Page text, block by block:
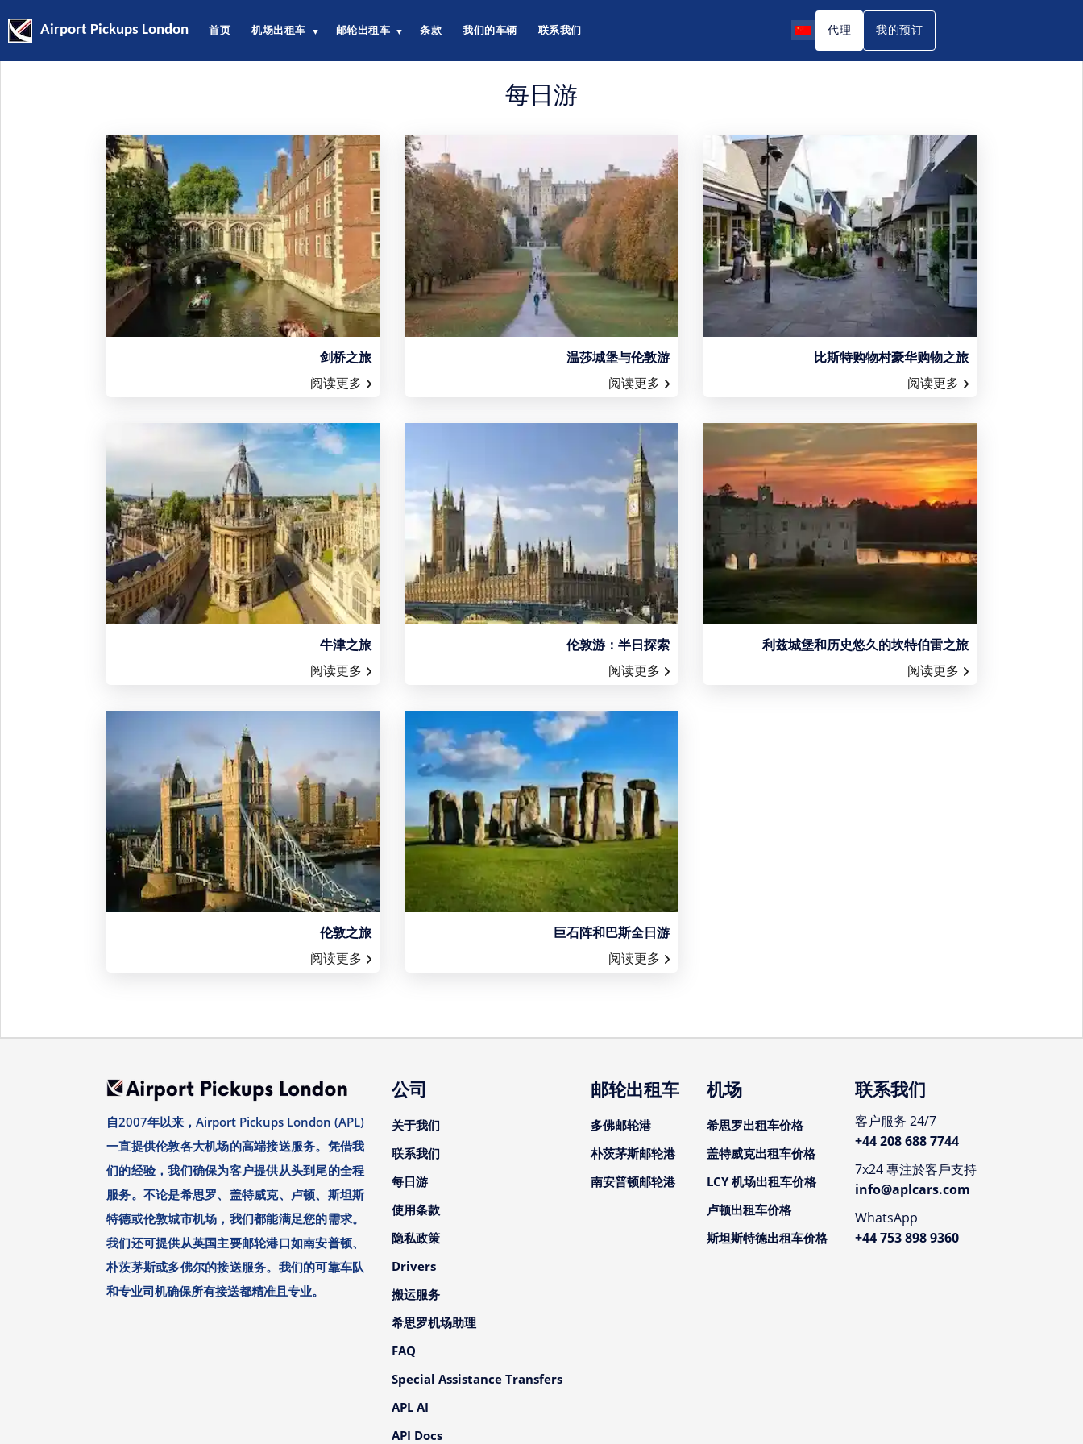
Airport Pickups London 首页 机场出租车 ▼ 邮轮出租车 ▼ 条款 我们的车辆 联系我们 代理 我的预订
每日游
剑桥之旅
阅读更多
温莎城堡与伦敦游
阅读更多
比斯特购物村豪华购物之旅
阅读更多
牛津之旅
阅读更多
伦敦游：半日探索
阅读更多
利兹城堡和历史悠久的坎特伯雷之旅
阅读更多
伦敦之旅
阅读更多
巨石阵和巴斯全日游
阅读更多
自2007年以来，Airport Pickups London (APL)
一直提供伦敦各大机场的高端接送服务。凭借我
们的经验，我们确保为客户提供从头到尾的全程
服务。不论是希思罗、盖特威克、卢顿、斯坦斯
特德或伦敦城市机场，我们都能满足您的需求。
我们还可提供从英国主要邮轮港口如南安普顿、
朴茨茅斯或多佛尔的接送服务。我们的可靠车队
和专业司机确保所有接送都精准且专业。
公司
关于我们
联系我们
每日游
使用条款
隐私政策
Drivers
搬运服务
希思罗机场助理
FAQ
Special Assistance Transfers
APL AI
API Docs
邮轮出租车
多佛邮轮港
朴茨茅斯邮轮港
南安普顿邮轮港
机场
希思罗出租车价格
盖特威克出租车价格
LCY 机场出租车价格
卢顿出租车价格
斯坦斯特德出租车价格
联系我们
客户服务 24/7
+44 208 688 7744
7x24 專注於客戶支持
info@aplcars.com
WhatsApp
+44 753 898 9360